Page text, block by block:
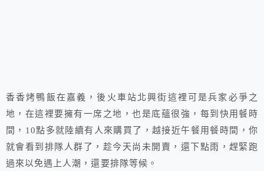
香香烤鴨飯在嘉義，後火車站北興街這裡可是兵家必爭之
地，在這裡要擁有一席之地，也是底蘊很強，每到快用餐時
間，10點多就陸續有人來購買了，越接近午餐用餐時間，你
就會看到排隊人群了，趁今天尚未開賣，還下點雨，趕緊跑
過來以免遇上人潮，還要排隊等候。